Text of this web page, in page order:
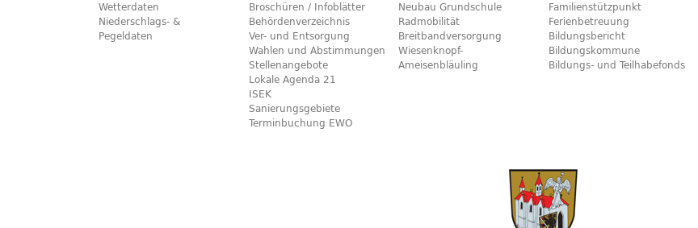
Wetterdaten
Niederschlags- &
Pegeldaten
Broschüren / Infoblätter
Behördenverzeichnis
Ver- und Entsorgung
Wahlen und Abstimmungen
Stellenangebote
Lokale Agenda 21
ISEK
Sanierungsgebiete
Terminbuchung EWO
Neubau Grundschule
Radmobilität
Breitbandversorgung
Wiesenknopf-
Ameisenbläuling
Familienstützpunkt
Ferienbetreuung
Bildungsbericht
Bildungskommune
Bildungs- und Teilhabefonds